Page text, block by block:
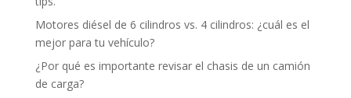
Motores diésel de 6 cilindros vs. 4 cilindros: ¿cuál es el
mejor para tu vehículo?
¿Por qué es importante revisar el chasis de un camión
de carga?